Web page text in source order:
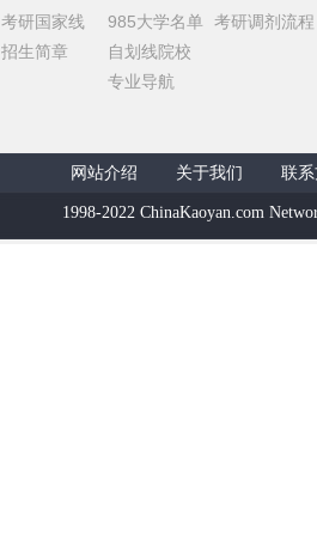
考研国家线
招生简章
985大学名单
自划线院校
专业导航
考研调剂流程
网站介绍 关于我们 联
1998-2022 ChinaKaoyan.com